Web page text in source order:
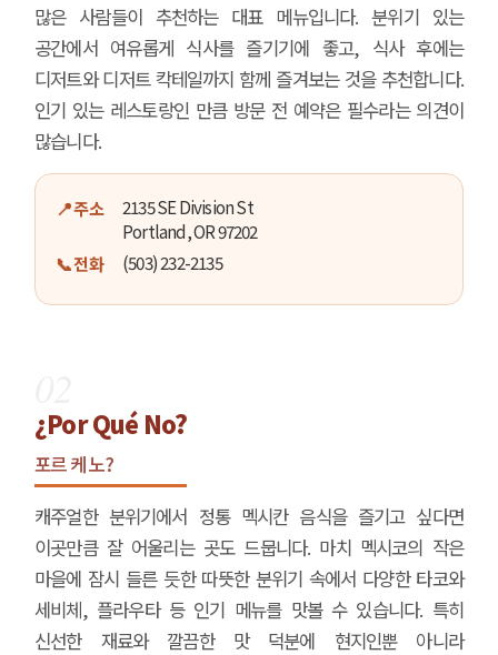
많은 사람들이 추천하는 대표 메뉴입니다. 분위기 있는
공간에서 여유롭게 식사를 즐기기에 좋고, 식사 후에는
디저트와 디저트 칵테일까지 함께 즐겨보는 것을 추천합니다.
인기 있는 레스토랑인 만큼 방문 전 예약은 필수라는 의견이
많습니다.
📍 주소
2135 SE Division St
Portland, OR 97202
📞 전화
(503) 232-2135
¿Por Qué No?
포르 케 노?
캐주얼한 분위기에서 정통 멕시칸 음식을 즐기고 싶다면
이곳만큼 잘 어울리는 곳도 드뭅니다. 마치 멕시코의 작은
마을에 잠시 들른 듯한 따뜻한 분위기 속에서 다양한 타코와
세비체, 플라우타 등 인기 메뉴를 맛볼 수 있습니다. 특히
신선한 재료와 깔끔한 맛 덕분에 현지인뿐 아니라